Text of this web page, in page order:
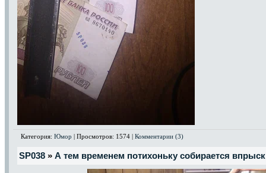
Категория: Юмор | Просмотров: 1574 | Комментарии (3)
SP038 » А тем временем потихоньку собирается впрыск